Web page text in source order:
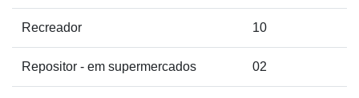
Recreador 10
Repositor - em supermercados 02